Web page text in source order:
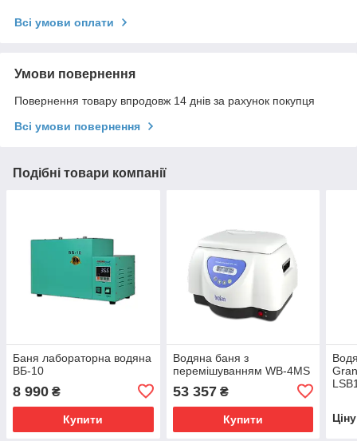
Всі умови оплати
Умови повернення
Повернення товару впродовж 14 днів за рахунок покупця
Всі умови повернення
Подібні товари компанії
Баня лабораторна водяна
ВБ-10
8 990 ₴
Купити
Водяна баня з
перемішуванням WB-4MS
53 357₴
Купити